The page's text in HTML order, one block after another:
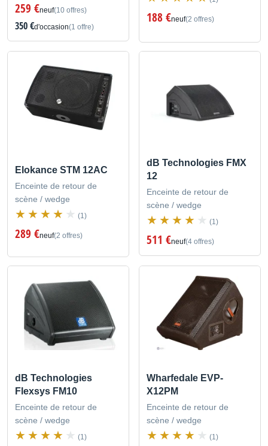
259 €neuf(10 offres)
350 €d'occasion(1 offre)
188 €neuf(2 offres)
Elokance STM 12AC
Enceinte de retour de
scène / wedge
(1)
289 €neuf(2 offres)
dB Technologies FMX
12
Enceinte de retour de
scène / wedge
(1)
511 €neuf(4 offres)
dB Technologies
Flexsys FM10
Enceinte de retour de
scène / wedge
(1)
Wharfedale EVP-
X12PM
Enceinte de retour de
scène / wedge
(1)